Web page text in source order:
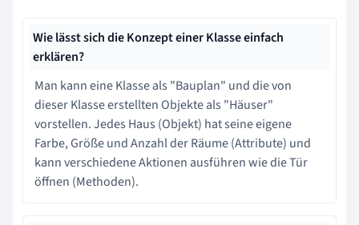
Wie lässt sich die Konzept einer Klasse einfach
erklären?
Man kann eine Klasse als "Bauplan" und die von
dieser Klasse erstellten Objekte als "Häuser"
vorstellen. Jedes Haus (Objekt) hat seine eigene
Farbe, Größe und Anzahl der Räume (Attribute) und
kann verschiedene Aktionen ausführen wie die Tür
öffnen (Methoden).